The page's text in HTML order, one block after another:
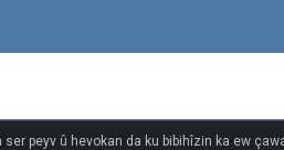
peyv û hevokan da ku bibihîzin ka ew